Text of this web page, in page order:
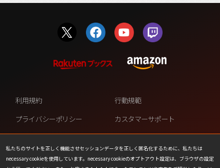
私たちのサイトを正しく機能させセッションデータを正しく匿名化するために、私たちは
necessary cookieを使用しています。necessary cookieのオプトアウト設定は、ブラウザの設定
利用規約
行動規範
プライバシーポリシー
カスタマーサポート
ファンコンテンツ・ポリシー
個人情報の販売や共有を許可し
ない
COOKIE
プレスリリース